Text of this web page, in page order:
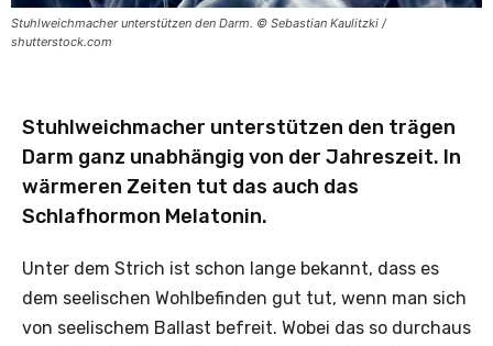
Stuhlweichmacher unterstützen den Darm. © Sebastian Kaulitzki /
shutterstock.com
Stuhlweichmacher unterstützen den trägen
Darm ganz unabhängig von der Jahreszeit. In
wärmeren Zeiten tut das auch das
Schlafhormon Melatonin.
Unter dem Strich ist schon lange bekannt, dass es
dem seelischen Wohlbefinden gut tut, wenn man sich
von seelischem Ballast befreit. Wobei das so durchaus